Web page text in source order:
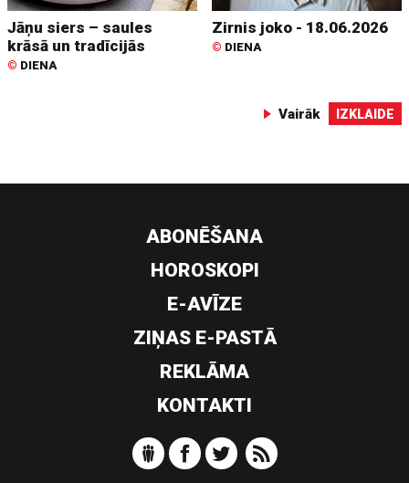
Jāņu siers – saules
krāsā un tradīcijās
© DIENA
Zirnis joko - 18.06.2026
© DIENA
Vairāk IZKLAIDE
ABONĒŠANA
HOROSKOPI
E-AVĪZE
ZIŅAS E-PASTĀ
REKLĀMA
KONTAKTI